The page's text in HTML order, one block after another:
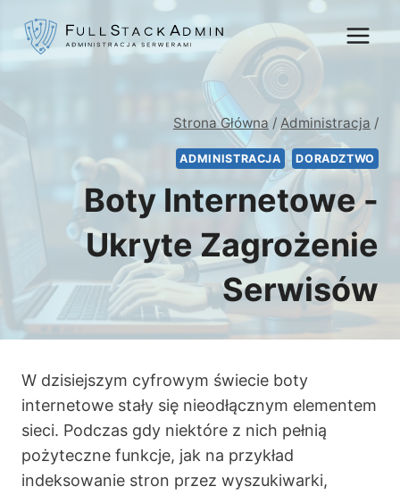
treści
Strona Główna / Administracja /
ADMINISTRACJA DORADZTWO
Boty Internetowe -
Ukryte Zagrożenie
Serwisów
W dzisiejszym cyfrowym świecie boty
internetowe stały się nieodłącznym elementem
sieci. Podczas gdy niektóre z nich pełnią
pożyteczne funkcje, jak na przykład
indeksowanie stron przez wyszukiwarki,